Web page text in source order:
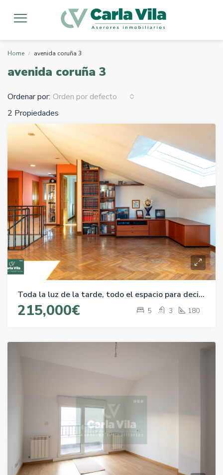
Home avenida coruña 3
avenida coruña 3
2 Propiedades
Ordenar por: Orden por defecto
Toda la luz de la tarde, todo el espacio para decidir · Dúplex en A Piringalla de 180 metros
215,000€ 5 3 180